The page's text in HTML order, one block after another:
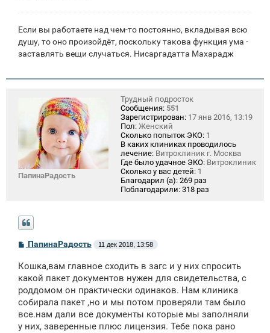
Если вы работаете над чем-то постоянно, вкладывая всю
душу, то оно произойдёт, поскольку такова функция ума -
заставлять вещи случаться. Нисаргадатта Махарадж
ПапинаРадость
Трудный подросток
Сообщения: 551
Зарегистрирован: 17 янв 2016, 13:19
Пол: Женский
Сколько попыток ЭКО: 1
В каких клиниках проводилось
лечение: Витроклиник г. Москва
Где было удачное ЭКО: Витроклиник
Сколько у вас детей: 1
Благодарил (а): 269 раз
Поблагодарили: 318 раз
С
о
б
щ
н
и
ПапинаРадость 11 дек 2018, 13:58
Кошка,вам главное сходить в загс и у них спросить
какой пакет документов нужен для свидетельства, с
роддомом он практически одинаков. Нам клиника
собирала пакет ,но и мы потом проверяли там было
все.нам дали все документы которые мы заполняли
у них, заверенные плюс лицензия. Тебе пока рано